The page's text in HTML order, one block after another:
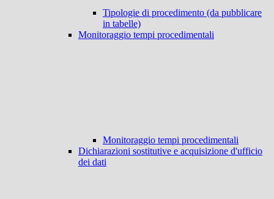
Tipologie di procedimento (da pubblicare
in tabelle)
Monitoraggio tempi procedimentali
Monitoraggio tempi procedimentali
Dichiarazioni sostitutive e acquisizione d'ufficio
dei dati